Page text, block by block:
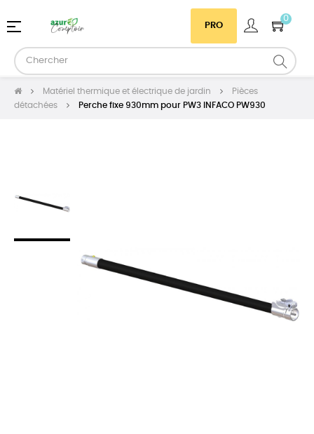
PRO
0
Basculer
navigation
☰
Matériel thermique et électrique de jardin
Pièces
détachées
Perche fixe 930mm pour PW3 INFACO PW930